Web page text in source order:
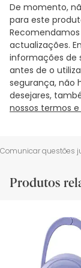
De momento,
para este
actualizações.
informações de
antes de o
segurança, não
desejares,
nossos termos
Comunicar questões
Produtos